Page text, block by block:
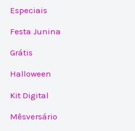
Especiais
Festa Junina
Grátis
Halloween
Kit Digital
Mêsversário